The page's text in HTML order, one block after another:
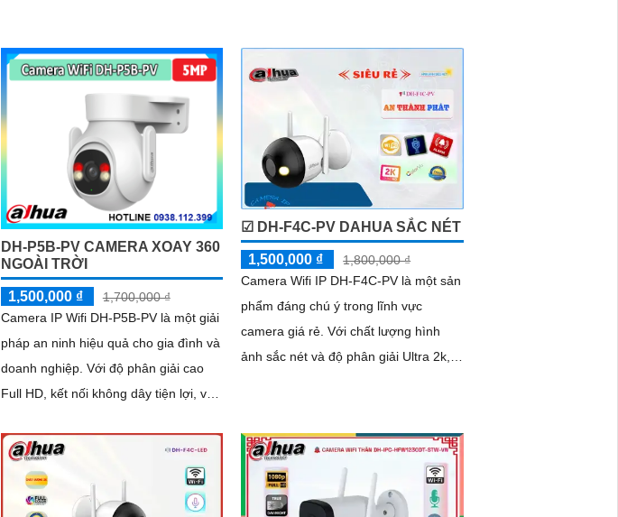
cách xa lên đến 30m hình ảnh siêu nét
DH-P5B-PV CAMERA XOAY 360
NGOÀI TRỜI
1,500,000 ₫
1,700,000 ₫
Camera IP Wifi DH-P5B-PV là một giải
pháp an ninh hiệu quả cho gia đình và
doanh nghiệp. Với độ phân giải cao
Full HD, kết nối không dây tiện lợi, và
yếu, camera giúp bạn theo dõi mọi
góc cạnh một cách rõ ràng
☑ DH-F4C-PV DAHUA SẮC NÉT
1,500,000 ₫
1,800,000 ₫
Camera Wifi IP DH-F4C-PV là một sản
phẩm đáng chú ý trong lĩnh vực
camera giá rẻ. Với chất lượng hình
ảnh sắc nét và độ phân giải Ultra 2k,